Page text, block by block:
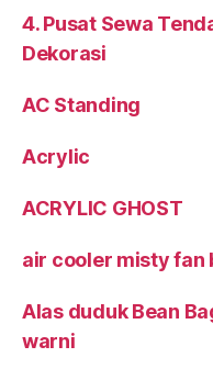
4. Pusat Sewa
Dekorasi
AC Standing
Acrylic
ACRYLIC GHOST
air cooler misty fan
Alas duduk Bean
warni